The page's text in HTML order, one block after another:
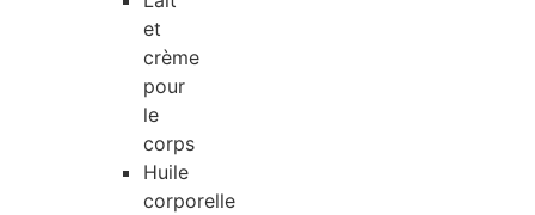
et
crème
pour
le
corps
Huile
corporelle